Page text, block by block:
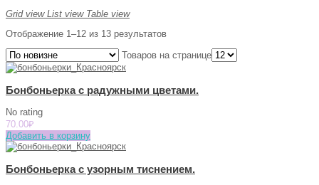
Grid view List view Table view
Отображение 1–12 из 13 результатов
Товаров на странице
Бонбоньерка с радужными цветами.
No rating
70.00₽
Добавить в корзину
Бонбоньерка с узорным тиснением.